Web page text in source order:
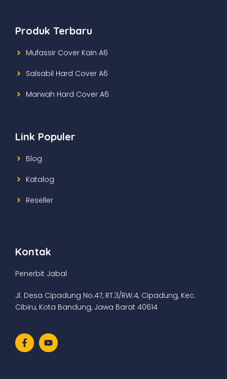
Produk Terbaru
Mufassir Cover Kain A6
Salsabil Hard Cover A6
Marwah Hard Cover A6
Link Populer
Blog
Katalog
Reseller
Kontak
Penerbit Jabal
Jl. Desa Cipadung No.47, RT.3/RW.4, Cipadung, Kec.
Cibiru, Kota Bandung, Jawa Barat 40614